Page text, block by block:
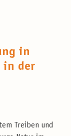
in
in der
Treiben und